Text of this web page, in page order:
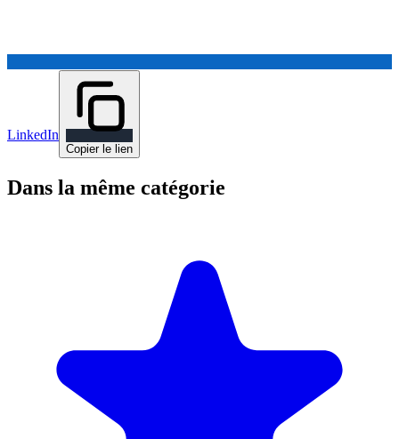
LinkedIn
Copier le lien
Dans la même catégorie